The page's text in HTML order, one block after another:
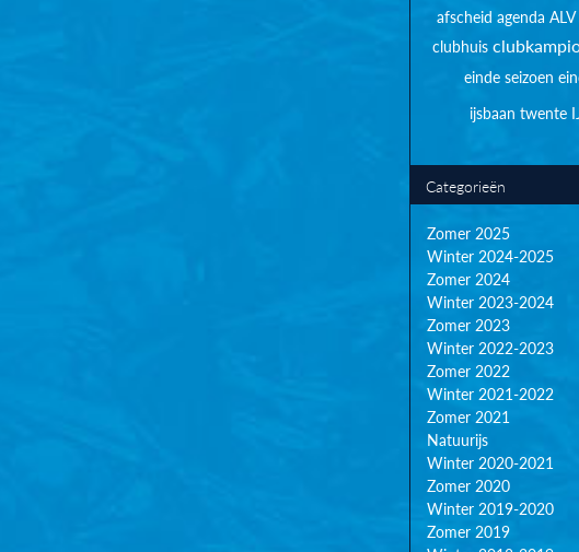
afscheid agenda ALV
clubhuis
einde seizoen
ijsbaan twente
Categorieën
Zomer 2025
Winter 2024-2025
Zomer 2024
Winter 2023-2024
Zomer 2023
Winter 2022-2023
Zomer 2022
Winter 2021-2022
Zomer 2021
Natuurijs
Winter 2020-2021
Zomer 2020
Winter 2019-2020
Zomer 2019